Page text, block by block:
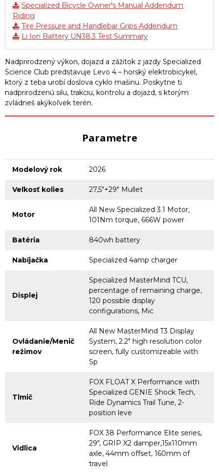
Specialized Bicycle Owner's Manual Addendum
Riding
Tire Pressure and Handlebar Grips Addendum
Li Ion Battery UN38.3 Test Summary
Nadprirodzený výkon, dojazd a zážitok z jazdy Specialized
Science Club predstavuje Levo 4 – horský elektrobicykel,
ktorý z teba urobí doslova cyklo mašinu. Poskytne ti
nadprirodzenú silu, trakciu, kontrolu a dojazd, s ktorým
zvládneš akýkoľvek terén.
Parametre
Modelový rok 2026
Veľkosť kolies 27,5"+29" Mullet
Motor
All New Specialized 3.1 Motor,
101Nm torque, 666W power
Batéria 840wh battery
Nabíjačka Specialized 4amp charger
Displej
Specialized MasterMind TCU,
percentage of remaining charge,
120 possible display
configurations, Mic
Ovládanie/Menič
režimov
All New MasterMind T3 Display
System, 2.2" high resolution color
screen, fully customizeable with
Sp
Tlmič
FOX FLOAT X Performance with
Specialized GENIE Shock Tech,
Ride Dynamics Trail Tune, 2-
position leve
Vidlica
FOX 38 Performance Elite series,
29", GRIP X2 damper,15x110mm
axle, 44mm offset, 160mm of
travel